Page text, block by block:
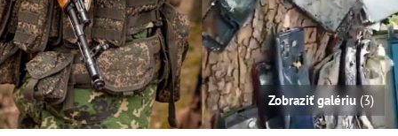
Zobraziť galériu (3)